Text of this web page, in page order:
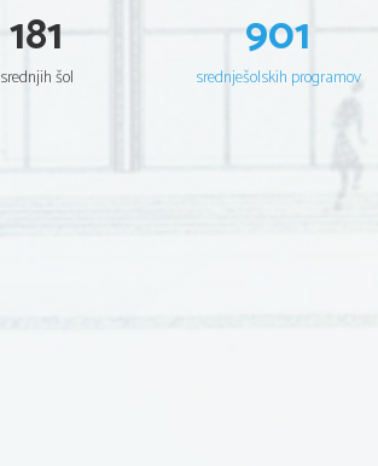
181
srednjih šol
901
srednješolskih programov